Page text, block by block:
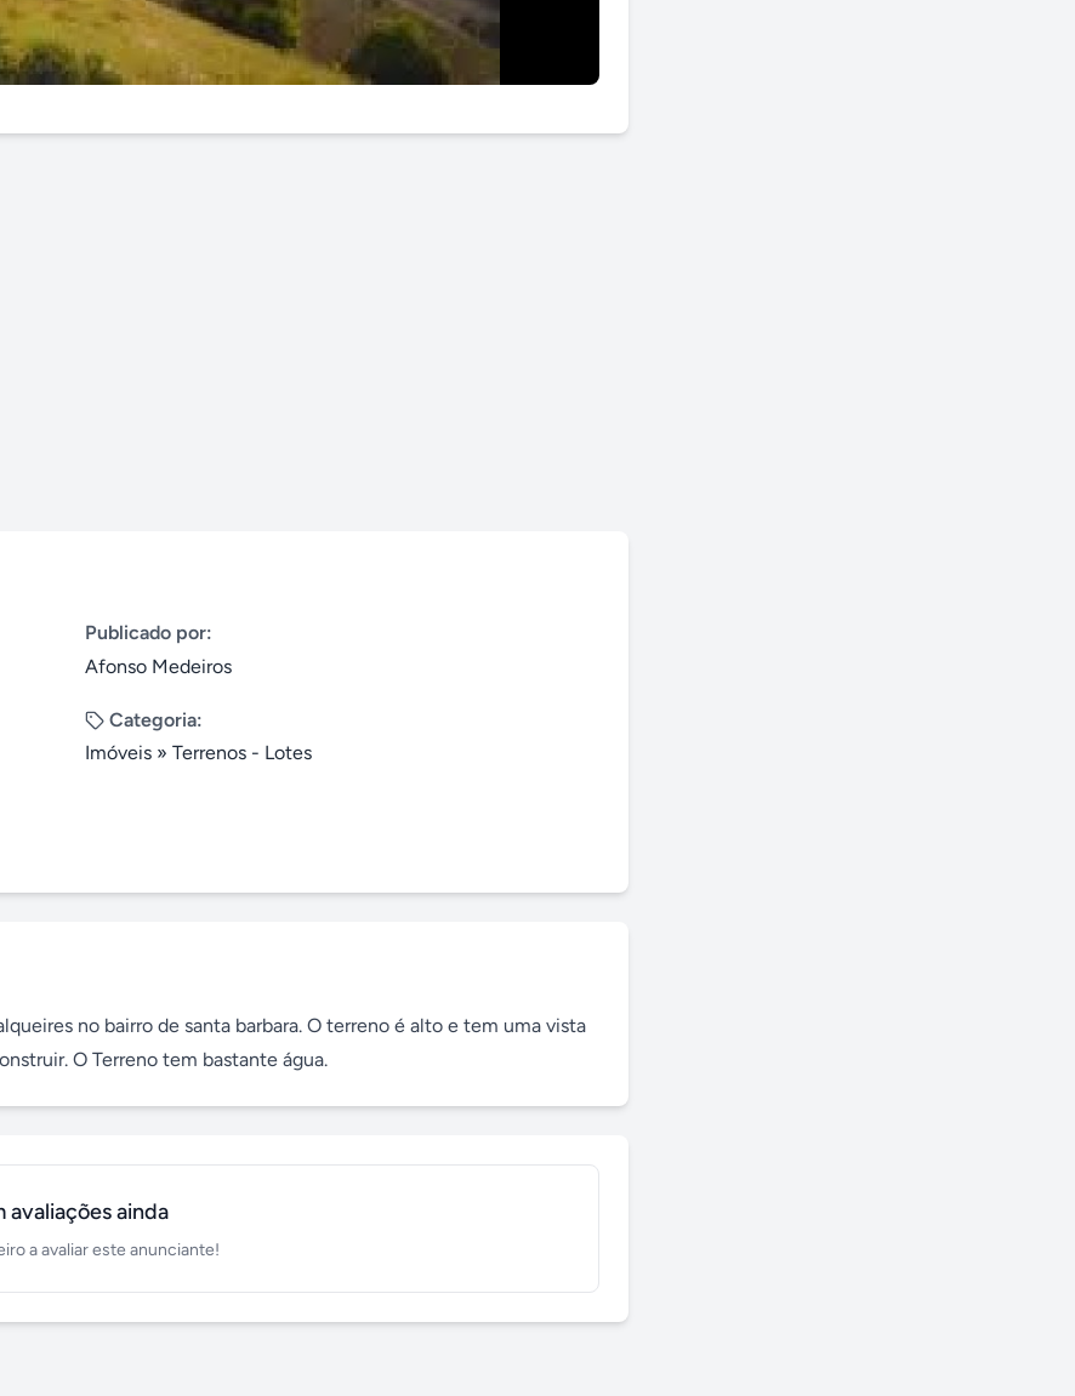
Publicado por:
Afonso Medeiros
Categoria:
Imóveis » Terrenos - Lotes
no bairro de santa barbara. O terreno é alto e tem uma vista
O Terreno tem bastante água.
avaliações ainda
a avaliar este anunciante!